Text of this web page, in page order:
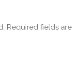
Required fields are